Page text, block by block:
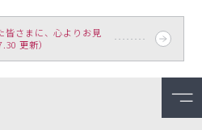
皆さまに、心よりお見
更新）